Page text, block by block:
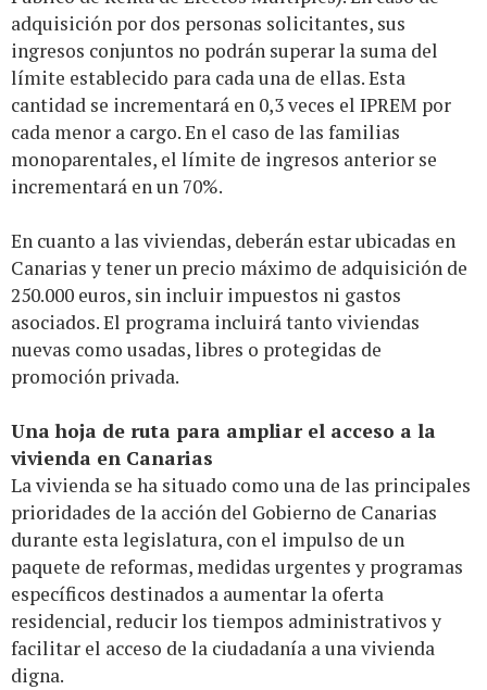
adquisición por dos personas solicitantes, sus
ingresos conjuntos no podrán superar la suma del
límite establecido para cada una de ellas. Esta
cantidad se incrementará en 0,3 veces el IPREM por
cada menor a cargo. En el caso de las familias
monoparentales, el límite de ingresos anterior se
incrementará en un 70%.
En cuanto a las viviendas, deberán estar ubicadas en
Canarias y tener un precio máximo de adquisición de
250.000 euros, sin incluir impuestos ni gastos
asociados. El programa incluirá tanto viviendas
nuevas como usadas, libres o protegidas de
promoción privada.
Una hoja de ruta para ampliar el acceso a la
vivienda en Canarias
La vivienda se ha situado como una de las principales
prioridades de la acción del Gobierno de Canarias
durante esta legislatura, con el impulso de un
paquete de reformas, medidas urgentes y programas
específicos destinados a aumentar la oferta
residencial, reducir los tiempos administrativos y
facilitar el acceso de la ciudadanía a una vivienda
digna.